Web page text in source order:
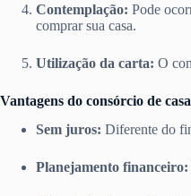
Contemplação: Pode
comprar sua casa.
Utilização da carta: O
Vantagens do consórcio de casa
Sem juros: Diferente do
Planejamento financeiro: